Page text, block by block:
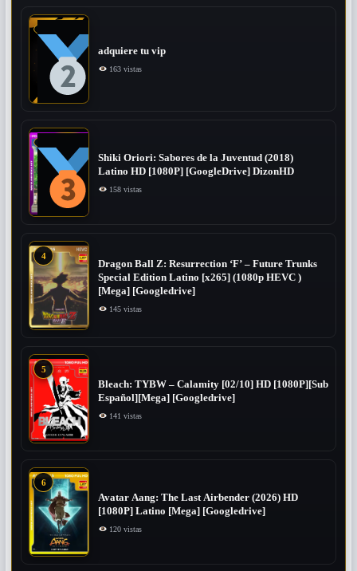
adquiere tu vip
163 vistas
Shiki Oriori: Sabores de la Juventud (2018)
Latino HD [1080P] [GoogleDrive] DizonHD
158 vistas
4
Dragon Ball Z: Resurrection ‘F’ – Future Trunks
Special Edition Latino [x265] (1080p HEVC )
[Mega] [Googledrive]
145 vistas
5
Bleach: TYBW – Calamity [02/10] HD [1080P][Sub
Español][Mega] [Googledrive]
141 vistas
6
Avatar Aang: The Last Airbender (2026) HD
[1080P] Latino [Mega] [Googledrive]
120 vistas